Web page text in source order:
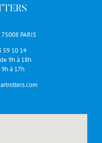
PARIS
59 10 14
9h à 18h
à 17h